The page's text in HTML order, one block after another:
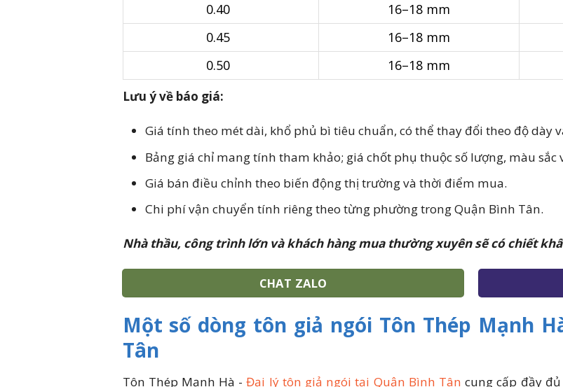
0.40 16–18 mm
0.45
16–18 mm
0.50
16–18 mm
Lưu ý về báo giá:
Giá tính theo mét dài, khổ phủ bì tiêu chuẩn, có thể thay đổi theo độ dày
Bảng giá chỉ mang tính tham khảo; giá chốt phụ thuộc số lượng, màu sắc
Giá bán điều chỉnh theo biến động thị trường và thời điểm mua.
Chi phí vận chuyển tính riêng theo từng phường trong Quận Bình Tân.
Nhà thầu, công trình lớn và khách hàng mua thường xuyên sẽ có chiết
CHAT ZALO
Một số dòng tôn giả ngói Tôn Thép Mạnh
Tân
Tôn Thép Mạnh Hà -Đại lý tôn giả ngói tại Quận Bình Tân cung cấp đầy